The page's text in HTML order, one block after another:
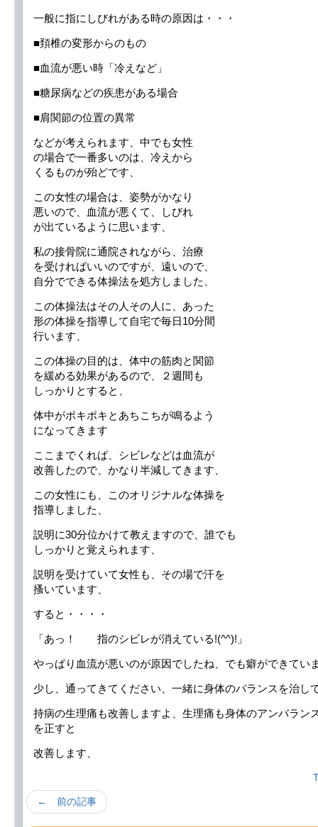
一般に指にしびれがある時の原因は・・・
■頚椎の変形からのもの
■血流が悪い時「冷えなど」
■糖尿病などの疾患がある場合
■肩関節の位置の異常
などが考えられます、中でも女性
の場合で一番多いのは、冷えから
くるものが殆どです、
この女性の場合は、姿勢がかなり
悪いので、血流が悪くて、しびれ
が出ているように思います、
私の接骨院に通院されながら、治療
を受ければいいのですが、遠いので、
自分でできる体操法を処方しました、
この体操法はその人その人に、あった
形の体操を指導して自宅で毎日10分間
行います、
この体操の目的は、体中の筋肉と関節
を緩める効果があるので、２週間も
しっかりとすると、
体中がポキポキとあちこちが鳴るよう
になってきます
ここまでくれば、シビレなどは血流が
改善したので、かなり半減してきます、
この女性にも、このオリジナルな体操を
指導しました、
説明に30分位かけて教えますので、誰でも
しっかりと覚えられます、
説明を受けていて女性も、その場で汗を
搔いています、
すると・・・・
「あっ！ 指のシビレが消えている!(^^)!」
やっぱり血流が悪いのが原因でしたね、でも癖ができてい
少し、通ってきてください、一緒に身体のバランスを治し
持病の生理痛も改善しますよ、生理痛も身体のアンバラン
を正すと
改善します、
← 前の記事